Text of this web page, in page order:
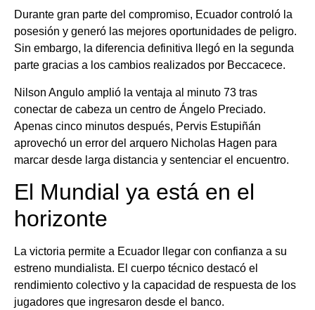
Durante gran parte del compromiso, Ecuador controló la
posesión y generó las mejores oportunidades de peligro.
Sin embargo, la diferencia definitiva llegó en la segunda
parte gracias a los cambios realizados por Beccacece.
Nilson Angulo amplió la ventaja al minuto 73 tras
conectar de cabeza un centro de Ángelo Preciado.
Apenas cinco minutos después, Pervis Estupiñán
aprovechó un error del arquero Nicholas Hagen para
marcar desde larga distancia y sentenciar el encuentro.
El Mundial ya está en el
horizonte
La victoria permite a Ecuador llegar con confianza a su
estreno mundialista. El cuerpo técnico destacó el
rendimiento colectivo y la capacidad de respuesta de los
jugadores que ingresaron desde el banco.